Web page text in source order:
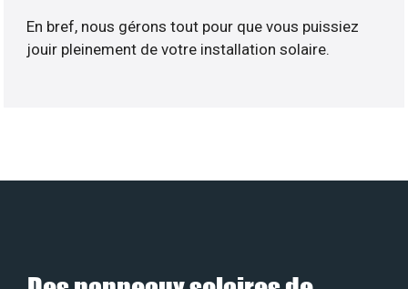
En bref, nous gérons tout pour que vous puissiez
jouir pleinement de votre installation solaire.